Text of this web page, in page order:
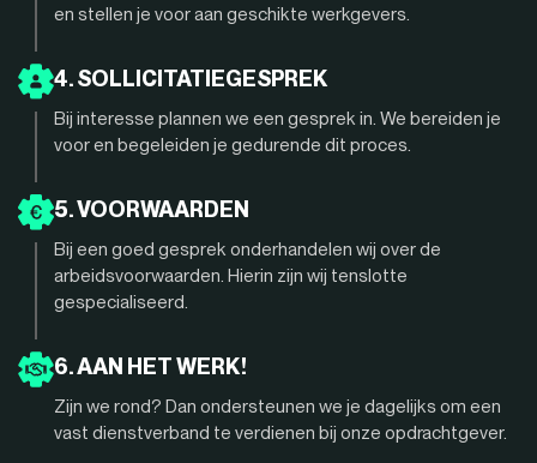
en stellen je voor aan geschikte werkgevers.
4. SOLLICITATIEGESPREK
Bij interesse plannen we een gesprek in. We bereiden je
voor en begeleiden je gedurende dit proces.
5. VOORWAARDEN
Bij een goed gesprek onderhandelen wij over de
arbeidsvoorwaarden. Hierin zijn wij tenslotte
gespecialiseerd.
6. AAN HET WERK!
Zijn we rond? Dan ondersteunen we je dagelijks om een
vast dienstverband te verdienen bij onze opdrachtgever.